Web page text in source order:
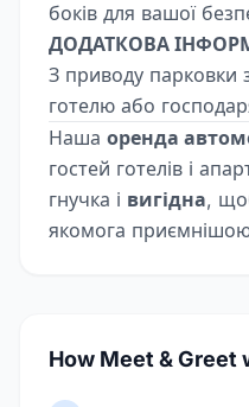
боків для вашої
ДОДАТКОВА
З приводу парковки
готелю або
Наша оренда
гостей готелів і
гнучка і вигідна,
якомога
How Meet & Greet